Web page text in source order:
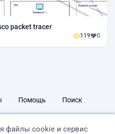
packet tracer
119 0
Помощь Поиск
файлы cookie и сервис